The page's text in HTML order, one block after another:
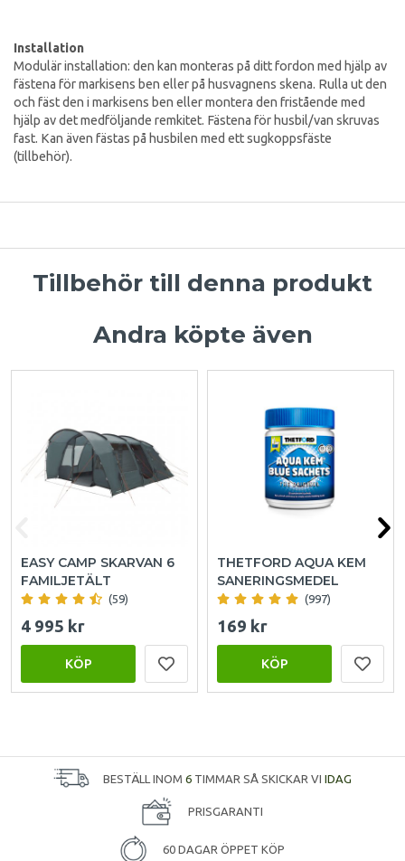
Installation
Modulär installation: den kan monteras på ditt fordon med hjälp av
fästena för markisens ben eller på husvagnens skena. Rulla ut den
och fäst den i markisens ben eller montera den fristående med
hjälp av det medföljande remkitet. Fästena för husbil/van skruvas
fast. Kan även fästas på husbilen med ett sugkoppsfäste
(tillbehör).
Tillbehör till denna produkt
Andra köpte även
EASY CAMP SKARVAN 6
FAMILJETÄLT
(59)
4 995 kr
KÖP
THETFORD AQUA KEM
SANERINGSMEDEL
(997)
169 kr
KÖP
BESTÄLL INOM 6 TIMMAR SÅ SKICKAR VI IDAG
PRISGARANTI
60 DAGAR ÖPPET KÖP